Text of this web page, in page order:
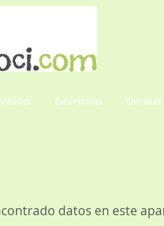
Excursiones Entradas
datos en este